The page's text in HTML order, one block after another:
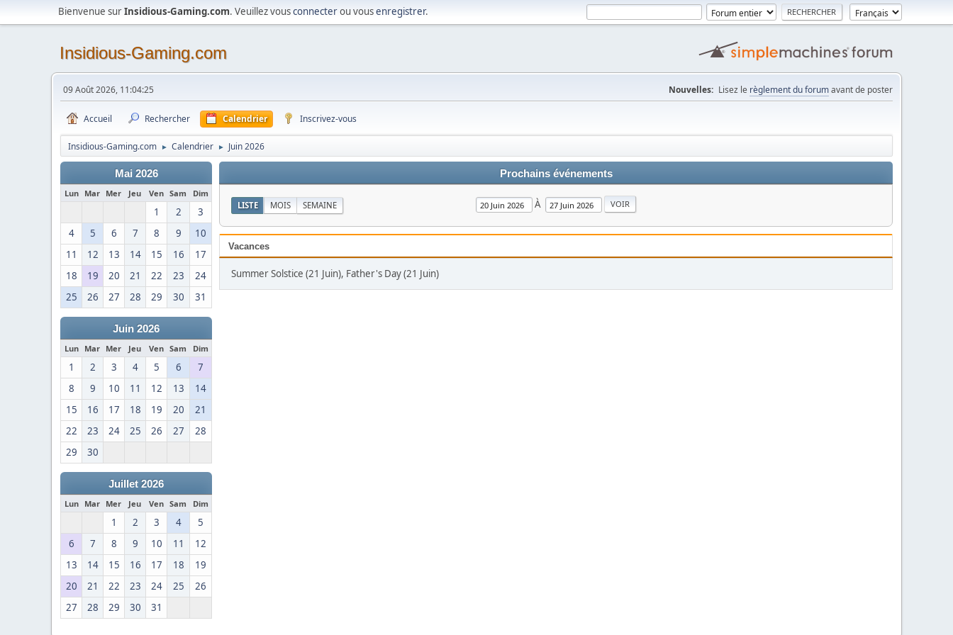
Bienvenue surInsidious-Gaming.com. Veuillez vousconnecterou vousenregistrer.
Insidious-Gaming.com
09 Août 2026, 11:04:25 Nouvelles: Lisez le règlement du forumavant de poster
Accueil Rechercher Calendrier Inscrivez-vous
Insidious-Gaming.com ► Calendrier ► Juin 2026
Mai 2026
Lun Mar Mer Jeu Ven Sam Dim
1 2
3
4
5 6 7 8 9
10
11
12 13 14 15 16
17
18
19 20 21 22 23
24
25
26 27 28 29 30 31
Juin 2026
Lun Mar Mer Jeu Ven Sam Dim
1 2 3 4 5 6
7
8
9 10 11 12 13
14
15
16 17 18 19 20
21
22
23 24 25 26 27
28
29
30
Juillet 2026
Lun Mar Mer Jeu Ven Sam Dim
1 2 3 4
5
6
7 8 9 10 11
12
13
14 15 16 17 18
19
20
21 22 23 24 25
26
27
28 29 30 31
Prochains événements
LISTE MOIS SEMAINE À
Vacances
Summer Solstice (21 Juin), Father's Day (21 Juin)